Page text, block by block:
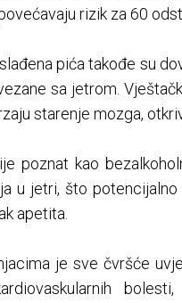
rizik za 60
pića takođe su
sa jetrom.
starenje mozga,
poznat kao
u jetri, što
apetita.
je sve čvršće